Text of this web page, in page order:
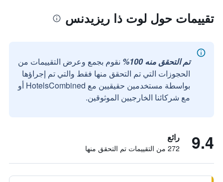
تقييمات حول لوت ذا ريزيدنس
تم التحقق منه 100%
نقوم بجمع وعرض التقييمات من
الحجوزات التي تم التحقق منها فقط والتي تم إجراؤها
بواسطة مستخدمين حقيقيين مع HotelsCombined أو
مع شركائنا الخارجيين الموثوقين.
9.4 رائع
272 من التقييمات تم التحقق منها